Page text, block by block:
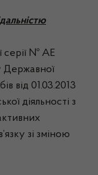
серії № АЕ
Державної
від 01.03.2013
діяльності з
зі зміною